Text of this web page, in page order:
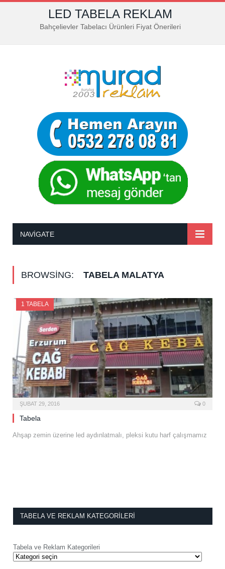
LED TABELA REKLAM
Bahçelievler Tabelacı Ürünleri Fiyat Önerileri
NAVIGATE
BROWSING: TABELA MALATYA
1 TABELA
ŞUBAT 29, 2016 0
Tabela
Ahşap zemin üzerine led aydınlatmalı, pleksi kutu harf çalışmamız
TABELA VE REKLAM KATEGORILERI
Tabela ve Reklam Kategorileri